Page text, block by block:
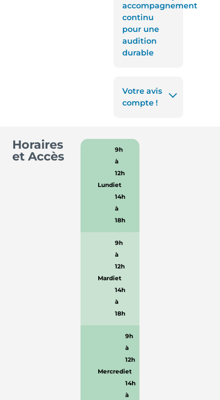
accompagnement
continu
pour une
audition
durable
Votre avis
compte !
Horaires
et Accès
Lundi
9h
à
12h
et
14h
à
18h
Mardi
9h
à
12h
et
14h
à
18h
Mercredi
9h
à
12h
et
14h
à